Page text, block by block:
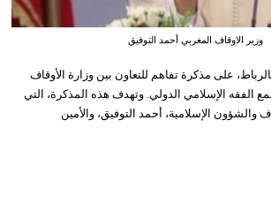
وزير الاوقاف المغربي أحمد التوفيق
على مذكرة تفاهم للتعاون بين وزارة الأوقاف
الفقه الإسلامي الدولي. وتهدف هذه المذكرة، التي
والشؤون الإسلامية، أحمد التوفيق، والأمين